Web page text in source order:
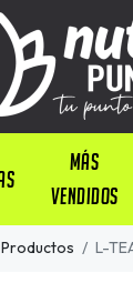
Más
Vendidos
Productos L-